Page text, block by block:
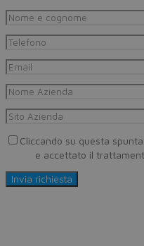
Cliccando su questa
e accettato il